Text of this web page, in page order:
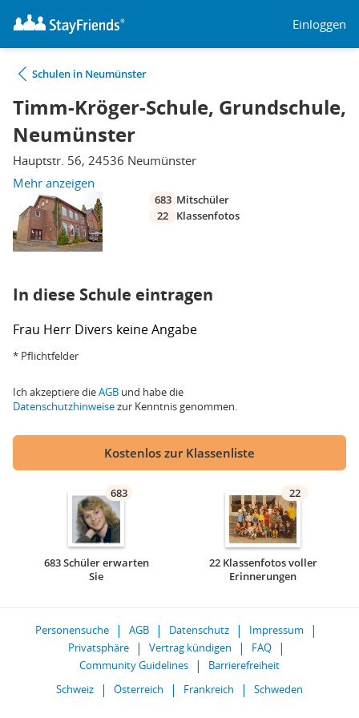
Einloggen
Schulen in Neumünster
Timm-Kröger-Schule, Grundschule,
Neumünster
Hauptstr. 56, 24536 Neumünster
Mehr anzeigen
683 Mitschüler
22
Klassenfotos
In diese Schule eintragen
Frau Herr Divers keine Angabe
* Pflichtfelder
Ich akzeptiere dieAGB und habe die
Datenschutzhinweisezur Kenntnis genommen.
Kostenlos zur Klassenliste
683
683 Schüler erwarten
Sie
22
22 Klassenfotos voller
Erinnerungen
Personensuche AGB Datenschutz
Impressum
Privatsphäre
Vertrag kündigen
FAQ
Community Guidelines
Barrierefreiheit
Schweiz
Österreich Frankreich Schweden